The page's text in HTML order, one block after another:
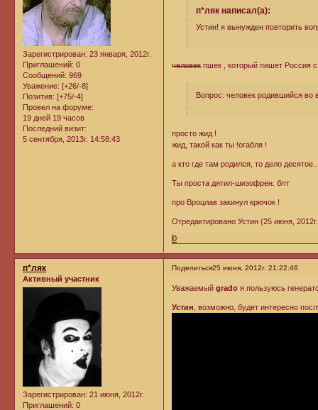
Зарегистрирован: 23 января, 2012г.
Приглашений: 0
Сообщений: 969
Уважение: [+26/-8]
Позитив: [+75/-4]
Провел на форуме:
19 дней 19 часов
Последний визит:
5 сентября, 2013г. 14:58:43
п*ляк написал(а):
Устин! я вынужден повторить
человек пшек , который пишет Россия
Вопрос: человек родившийся
просто жид !
жид, такой как ты !огабля !
а кто где там родился, то дело
Ты проста дятил-шизофрен. бггг
про Вроцлав закинул крючок !
Отредактировано Устин (25 июня,
0
Поделиться25 июня, 2012г. 21:22:46
п*ляк
Активный участник
Зарегистрирован: 21 июня, 2012г.
Приглашений: 0
Уважаемыйgrado я пользуюсь
Устин , возможно, будет интересно